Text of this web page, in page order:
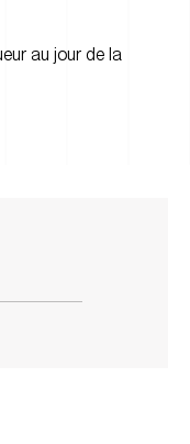
au jour de la